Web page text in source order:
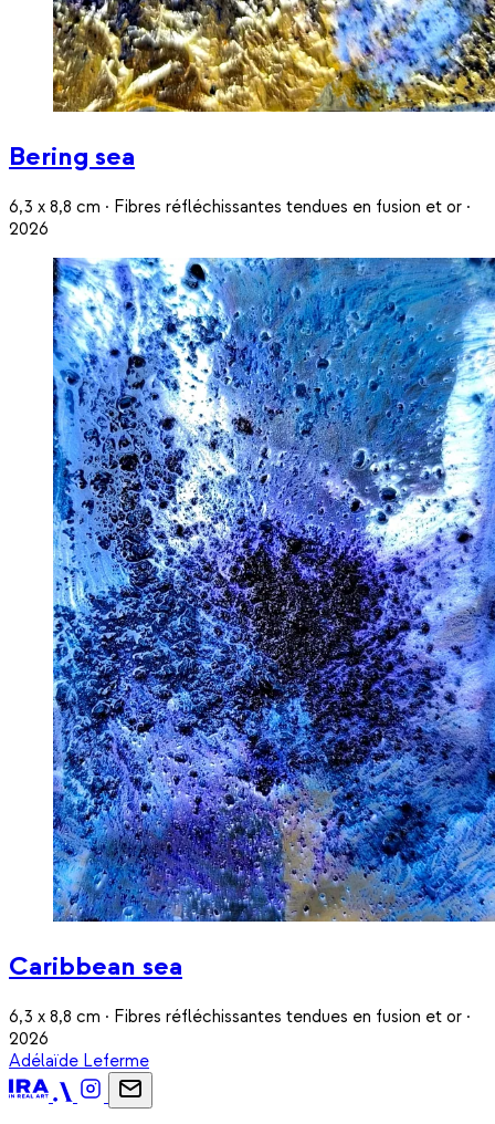
Bering sea
6,3 x 8,8 cm · Fibres réfléchissantes tendues en fusion et or ·
2026
Caribbean sea
6,3 x 8,8 cm · Fibres réfléchissantes tendues en fusion et or ·
2026
Adélaïde Leferme